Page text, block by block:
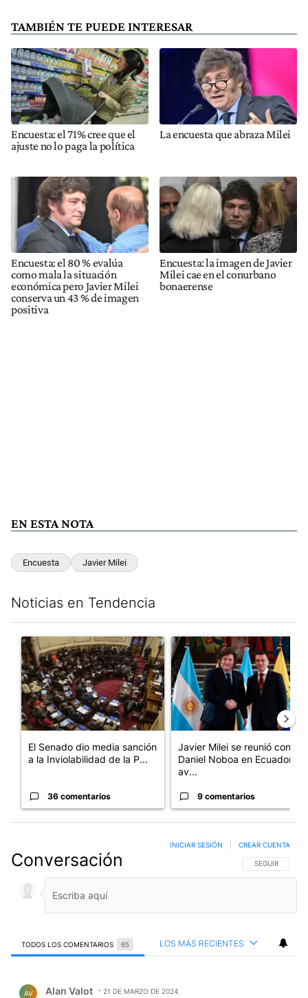
TAMBIÉN TE PUEDE INTERESAR
Encuesta: el 71% cree que el
ajuste no lo paga la política
La encuesta que abraza Milei
Encuesta: el 80 % evalúa
como mala la situación
económica pero Javier Milei
conserva un 43 % de imagen
positiva
Encuesta: la imagen de Javier
Milei cae en el conurbano
bonaerense
EN ESTA NOTA
Encuesta Javier Milei
Noticias en Tendencia
Un artículo de tendencia con el título "El Senado dio media
El Senado dio media sanción
a la Inviolabilidad de la P...
36 comentarios
Un artículo de tendencia con
Javier Milei se reunió con
Daniel Noboa en Ecuador y
av...
9 comentarios
Conversación SIGA ESTA
SEGUIR
INICIAR SESIÓN CREAR CUENTA
TODOS LOS COMENTARIOS 65 LOS MÁS RECIENTES
AV Alan Valot 21 DE MARZO DE 2024